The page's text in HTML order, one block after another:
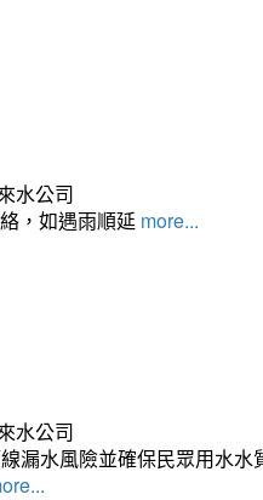
水公司
，如遇雨順延 more...
水公司
漏水風險並確保民眾用水